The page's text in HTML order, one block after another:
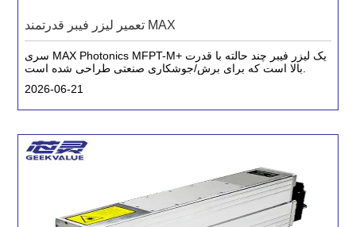
تعمیر لیزر فیبر قدرتمند MAX
سری MAX Photonics MFPT-M+ یک لیزر فیبر چند حالته با قدرت
بالا است که برای برش/جوشکاری صنعتی طراحی شده است.
2026-06-21